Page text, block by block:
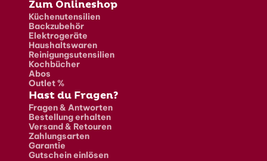
Zum Onlineshop
Küchenutensilien
Backzubehör
Elektrogeräte
Haushaltswaren
Reinigungsutensilien
Kochbücher
Abos
Outlet %
Hast du Fragen?
Fragen & Antworten
Bestellung erhalten
Versand & Retouren
Zahlungsarten
Garantie
Gutschein einlösen